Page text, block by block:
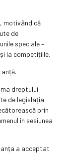
motivând că
de
speciale –
la competițiile.
dreptului
de legislația
prin
în sesiunea
a acceptat